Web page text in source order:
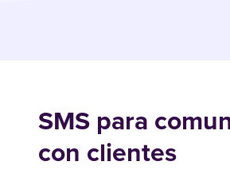
SMS para
con clientes